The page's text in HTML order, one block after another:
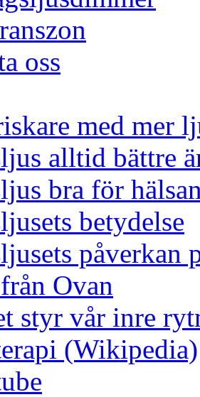
oss
med mer
alltid bättre
bra för
betydelse
påverkan
Ovan
styr vår inre
(Wikipedia)